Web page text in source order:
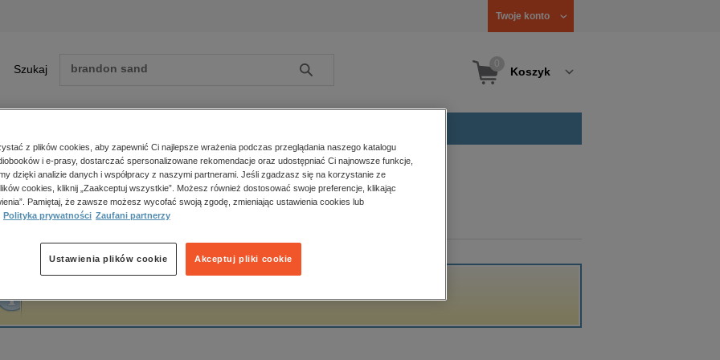
Twoje konto
Szukaj Szukaj Koszyk
Zobacz wszystkie E-prasa
polityka, społeczno-informacyjne
psychologiczne
popularno-naukowe
historia
główna Guus Kuijer
Kuijer
z plików cookies, aby zapewnić Ci najlepsze wrażenia podczas przeglądania naszego katalogu
i e-prasy, dostarczać spersonalizowane rekomendacje oraz udostępniać Ci najnowsze funkcje,
dzięki analizie danych i współpracy z naszymi partnerami. Jeśli zgadzasz się na korzystanie ze
cookies, kliknij „Zaakceptuj wszystkie”. Możesz również dostosować swoje preferencje, klikając
Pamiętaj, że zawsze możesz wycofać swoją zgodę, zmieniając ustawienia cookies lub
Polityka prywatności Zaufani partnerzy
Akceptuj pliki cookie
Ustawienia plików cookie